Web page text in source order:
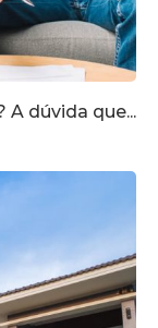
dúvida que...